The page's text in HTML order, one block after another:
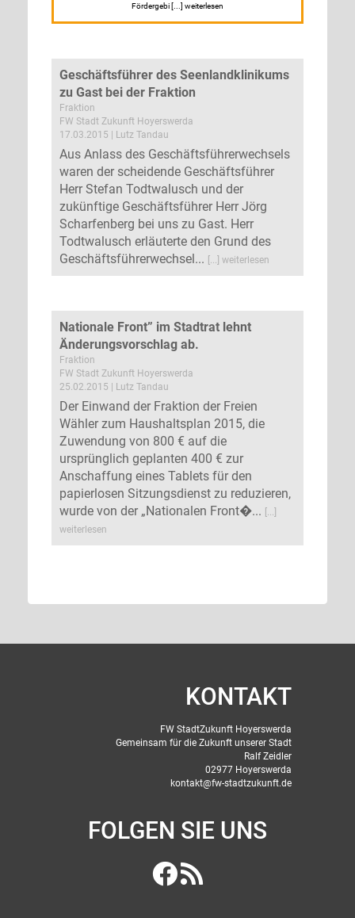
Fördergebi [...] weiterlesen
Geschäftsführer des Seenlandklinikums
zu Gast bei der Fraktion
Fraktion
FW Stadt Zukunft Hoyerswerda
17.03.2015 | Lutz Tandau
Aus Anlass des Geschäftsführerwechsels
waren der scheidende Geschäftsführer
Herr Stefan Todtwalusch und der
zukünftige Geschäftsführer Herr Jörg
Scharfenberg bei uns zu Gast. Herr
Todtwalusch erläuterte den Grund des
Geschäftsführerwechsel... [...] weiterlesen
Nationale Front” im Stadtrat lehnt
Änderungsvorschlag ab.
Fraktion
FW Stadt Zukunft Hoyerswerda
25.02.2015 | Lutz Tandau
Der Einwand der Fraktion der Freien
Wähler zum Haushaltsplan 2015, die
Zuwendung von 800 € auf die
ursprünglich geplanten 400 € zur
Anschaffung eines Tablets für den
papierlosen Sitzungsdienst zu reduzieren,
wurde von der „Nationalen Front�... [...]
weiterlesen
KONTAKT
FW StadtZukunft Hoyerswerda
Gemeinsam für die Zukunft unserer Stadt
Ralf Zeidler
02977 Hoyerswerda
kontakt@fw-stadtzukunft.de
FOLGEN SIE UNS